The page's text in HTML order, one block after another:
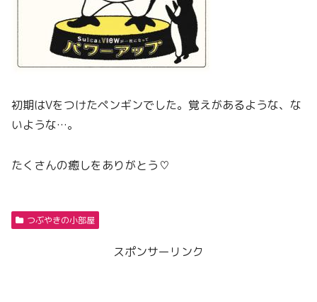
初期はVをつけたペンギンでした。覚えがあるような、な
いような…。
たくさんの癒しをありがとう♡
つぶやきの小部屋
スポンサーリンク